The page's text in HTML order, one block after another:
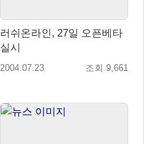
러쉬온라인, 27일 오픈베타
실시
2004.07.23 조회 9,661